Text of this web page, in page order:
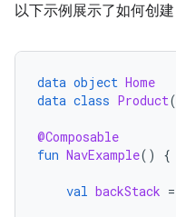
以下示例展示了如何创建
data object Home
data class Product(
@Composable
fun NavExample() {
val backStack =